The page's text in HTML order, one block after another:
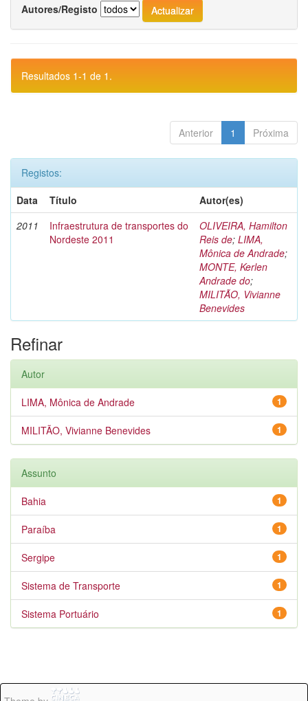
Autores/Registo
Resultados 1-1 de 1.
Anterior 1 Próxima
Registos:
Data
Título
Autor(es)
2011
Infraestrutura de transportes do
Nordeste 2011
OLIVEIRA, Hamilton
Reis de; LIMA,
Mônica de Andrade;
MONTE, Kerlen
Andrade do;
MILITÃO, Vivianne
Benevides
Refinar
Autor
1
LIMA, Mônica de Andrade
1
MILITÃO, Vivianne Benevides
Assunto
1
Bahia
1
Paraíba
1
Sergipe
1
Sistema de Transporte
1
Sistema Portuário